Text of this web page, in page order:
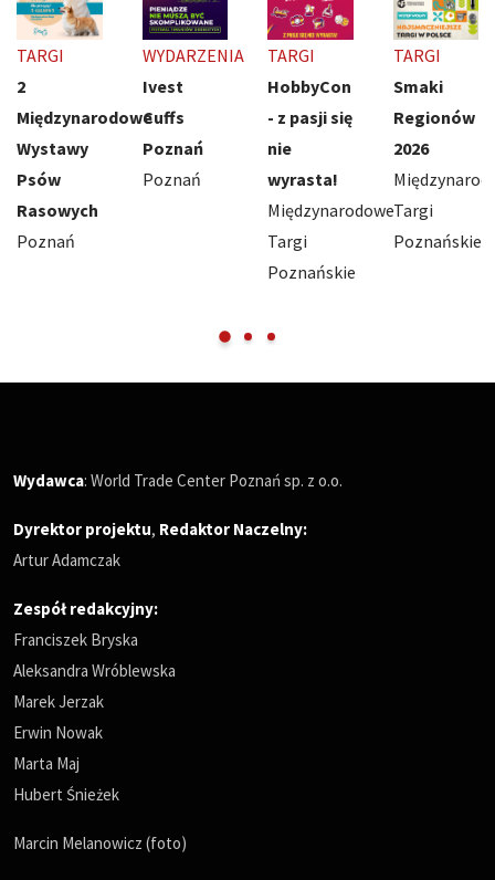
TARGI
2
Międzynarodowe
Wystawy
Psów
Rasowych
Poznań
WYDARZENIA
Ivest
Cuffs
Poznań
Poznań
TARGI
HobbyCon
- z pasji się
nie
wyrasta!
Międzynarodowe
Targi
Poznańskie
TARGI
Smaki
Regionów
2026
Targi
Poznańskie
Wydawca: World Trade Center Poznań sp. z o.o.
Dyrektor projektu, Redaktor Naczelny:
Artur Adamczak
Zespół redakcyjny:
Franciszek Bryska
Aleksandra Wróblewska
Marek Jerzak
Erwin Nowak
Marta Maj
Hubert Śnieżek
Marcin Melanowicz (foto)